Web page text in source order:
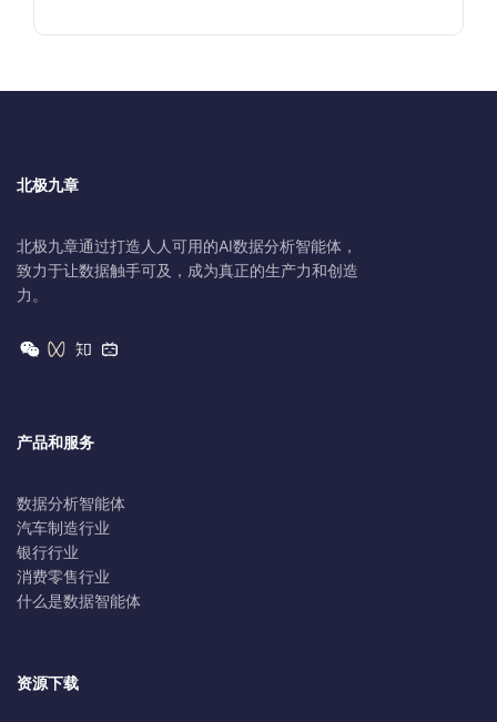
北极九章
北极九章通过打造人人可用的AI数据分析智能体，
致力于让数据触手可及，成为真正的生产力和创造
力。
产品和服务
数据分析智能体
汽车制造行业
银行行业
消费零售行业
什么是数据智能体
资源下载